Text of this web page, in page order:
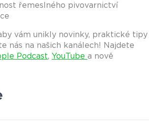
řemeslného pivovarnictví
vám unikly novinky, praktické tipy
nás na našich kanálech! Najdete
Podcast, YouTube a nově